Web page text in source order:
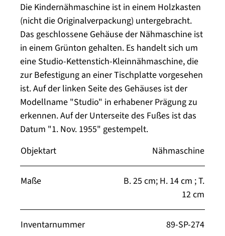
Die Kindernähmaschine ist in einem Holzkasten
(nicht die Originalverpackung) untergebracht.
Das geschlossene Gehäuse der Nähmaschine ist
in einem Grünton gehalten. Es handelt sich um
eine Studio-Kettenstich-Kleinnähmaschine, die
zur Befestigung an einer Tischplatte vorgesehen
ist. Auf der linken Seite des Gehäuses ist der
Modellname "Studio" in erhabener Prägung zu
erkennen. Auf der Unterseite des Fußes ist das
Datum "1. Nov. 1955" gestempelt.
Objektart
Nähmaschine
Maße
B. 25 cm; H. 14 cm ; T.
12 cm
Inventarnummer 89-SP-274